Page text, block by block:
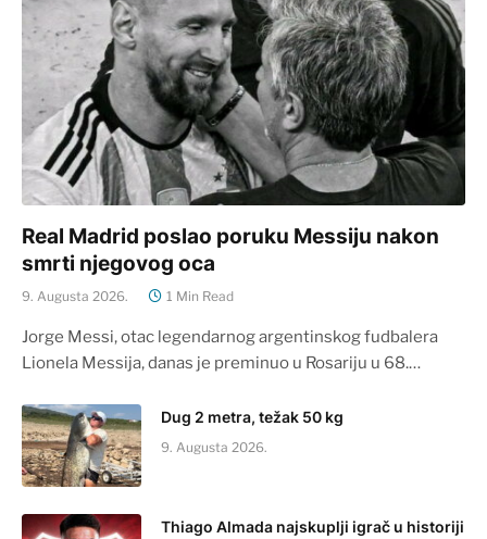
Real Madrid poslao poruku Messiju nakon
smrti njegovog oca
9. Augusta 2026. 1 Min Read
Jorge Messi, otac legendarnog argentinskog fudbalera
Lionela Messija, danas je preminuo u Rosariju u 68.…
Dug 2 metra, težak 50 kg
9. Augusta 2026.
Thiago Almada najskuplji igrač u historiji